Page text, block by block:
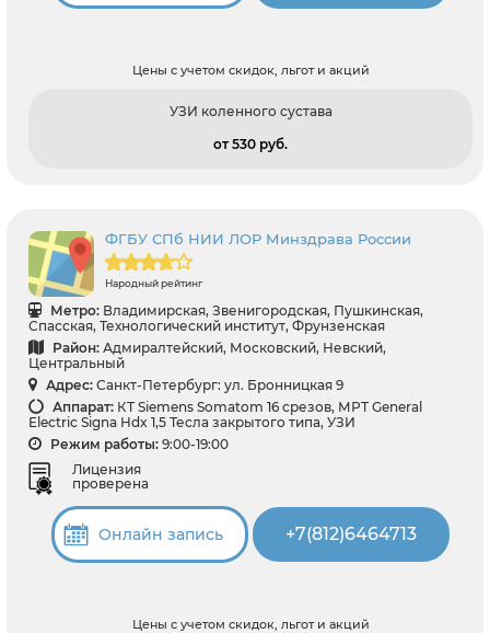
Цены с учетом скидок, льгот и акций
УЗИ коленного сустава
от 530 pуб.
ФГБУ СПб НИИ ЛОР Минздрава России
Народный рейтинг
Метро: Владимирская, Звенигородская, Пушкинская,
Спасская, Технологический институт, Фрунзенская
Район: Адмиралтейский, Московский, Невский,
Центральный
Адрес: Санкт-Петербург: ул. Бронницкая 9
Аппарат: КТ Siemens Somatom 16 срезов, МРТ General
Electric Signa Hdx 1,5 Тесла закрытого типа, УЗИ
Режим работы: 9:00-19:00
Лицензия
проверена
Онлайн запись +7(812)6464713
Цены с учетом скидок, льгот и акций